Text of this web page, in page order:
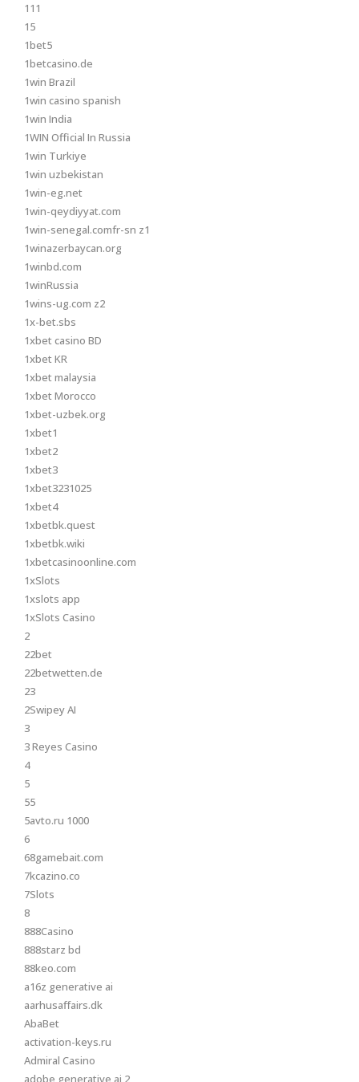
111
15
1bet5
1betcasino.de
1win Brazil
1win casino spanish
1win India
1WIN Official In Russia
1win Turkiye
1win uzbekistan
1win-eg.net
1win-qeydiyyat.com
1win-senegal.comfr-sn z1
1winazerbaycan.org
1winbd.com
1winRussia
1wins-ug.com z2
1x-bet.sbs
1xbet casino BD
1xbet KR
1xbet malaysia
1xbet Morocco
1xbet-uzbek.org
1xbet1
1xbet2
1xbet3
1xbet3231025
1xbet4
1xbetbk.quest
1xbetbk.wiki
1xbetcasinoonline.com
1xSlots
1xslots app
1xSlots Casino
2
22bet
22betwetten.de
23
2Swipey AI
3
3 Reyes Casino
4
5
55
5avto.ru 1000
6
68gamebait.com
7kcazino.co
7Slots
8
888Casino
888starz bd
88keo.com
a16z generative ai
aarhusaffairs.dk
AbaBet
activation-keys.ru
Admiral Casino
adobe generative ai 2